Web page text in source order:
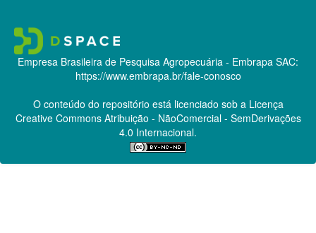
Empresa Brasileira de Pesquisa Agropecuária - Embrapa SAC:
https://www.embrapa.br/fale-conosco
O conteúdo do repositório está licenciado sob a Licença
Creative CommonsAtribuição - NãoComercial - SemDerivações
4.0 Internacional.